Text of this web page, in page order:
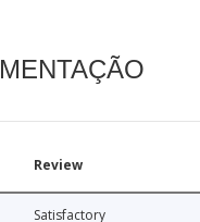
Review
Satisfactory